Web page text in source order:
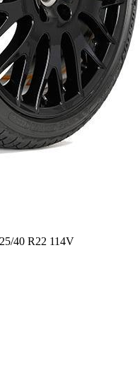
40 R22 114V